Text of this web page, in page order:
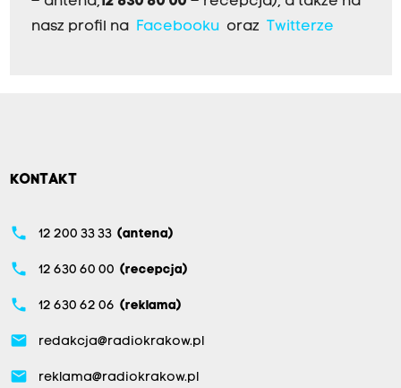
nasz profil na
Facebookuoraz Twitterze
KONTAKT
phone 12 200 33 33 (antena)
phone 12 630 60 00 (recepcja)
phone 12 630 62 06 (reklama)
email redakcja@radiokrakow.pl
email reklama@radiokrakow.pl